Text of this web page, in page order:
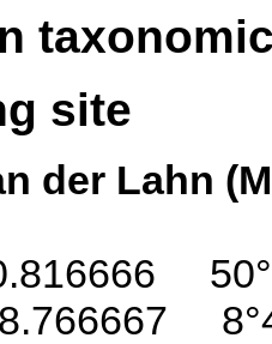
site
der Lahn